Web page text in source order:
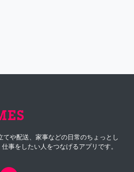
や配送、家事などの日常のちょっとし
事をしたい人をつなげるアプリです。